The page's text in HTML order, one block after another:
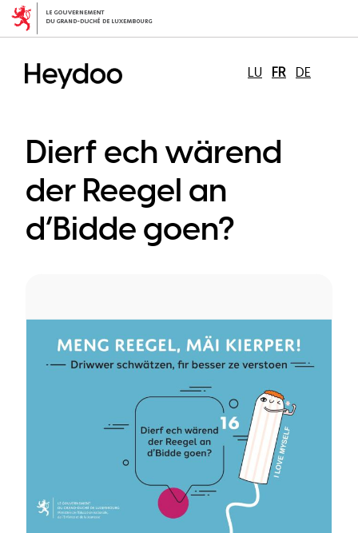
Aller
au
principal
LU FR DE
Dierf ech wärend
der Reegel an
d’Bidde goen?